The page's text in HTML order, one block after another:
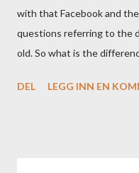
with that Facebook and
questions referring to the
old. So what is the
DEL
LEGG INN EN